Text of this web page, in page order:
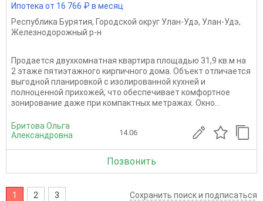
Ипотека от 16 766 ₽ в месяц
Республика Бурятия, Городской округ Улан-Удэ, Улан-Удэ,
Железнодорожный р-н
Продается двухкомнатная квартира площадью 31,9 кв.м на
2 этаже пятиэтажного кирпичного дома. Объект отличается
выгодной планировкой с изолированной кухней и
полноценной прихожей, что обеспечивает комфортное
зонирование даже при компактных метражах. Окно...
Бритова Ольга
Александровна
14.06
Позвонить
1 2 3 Сохранить поиск и подписаться